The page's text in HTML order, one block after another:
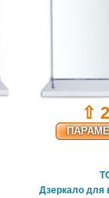
⇧
Дзеркало для